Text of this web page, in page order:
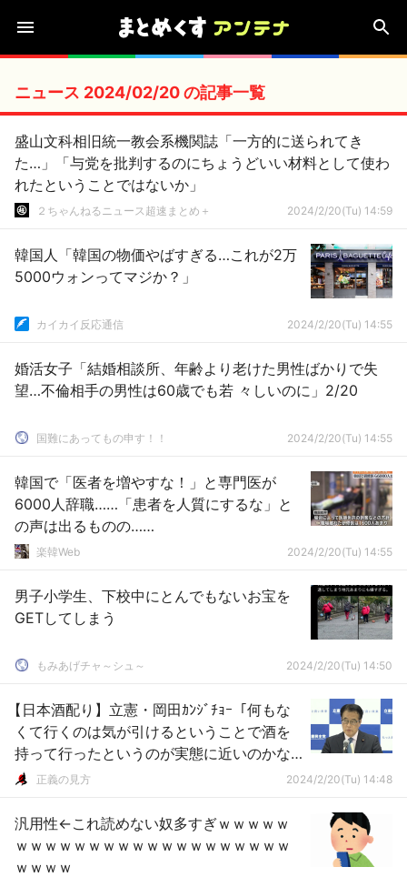
ニュース 2024/02/20 の記事一覧
盛山文科相旧統一教会系機関誌「一方的に送られてき
た…」「与党を批判するのにちょうどいい材料として使わ
れたということではないか」
２ちゃんねるニュース超速まとめ＋ 2024/2/20(Tu) 14:59
韓国人「韓国の物価やばすぎる…これが2万
5000ウォンってマジか？」
カイカイ反応通信 2024/2/20(Tu) 14:55
婚活女子「結婚相談所、年齢より老けた男性ばかりで失
望…不倫相手の男性は60歳でも若 々しいのに」2/20
国難にあってもの申す！！ 2024/2/20(Tu) 14:55
韓国で「医者を増やすな！」と専門医が
6000人辞職……「患者を人質にするな」と
の声は出るものの……
楽韓Web 2024/2/20(Tu) 14:55
男子小学生、下校中にとんでもないお宝を
GETしてしまう
もみあげチャ～シュ～ 2024/2/20(Tu) 14:50
【日本酒配り】立憲・岡田ｶﾝｼﾞﾁｮｰ「何もな
くて行くのは気が引けるということで酒を
持って行ったというのが実態に近いのかな
と」（動画）
正義の見方 2024/2/20(Tu) 14:48
汎用性←これ読めない奴多すぎｗｗｗｗｗ
ｗｗｗｗｗｗｗｗｗｗｗｗｗｗｗｗｗｗｗ
ｗｗｗｗ